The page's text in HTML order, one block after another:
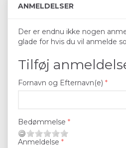
ANMELDELSER
Der er endnu ikke nogen
glade for hvis du vil anmelde
Tilføj
Fornavn og Efternavn(e)
Bedømmelse
Anmeldelse